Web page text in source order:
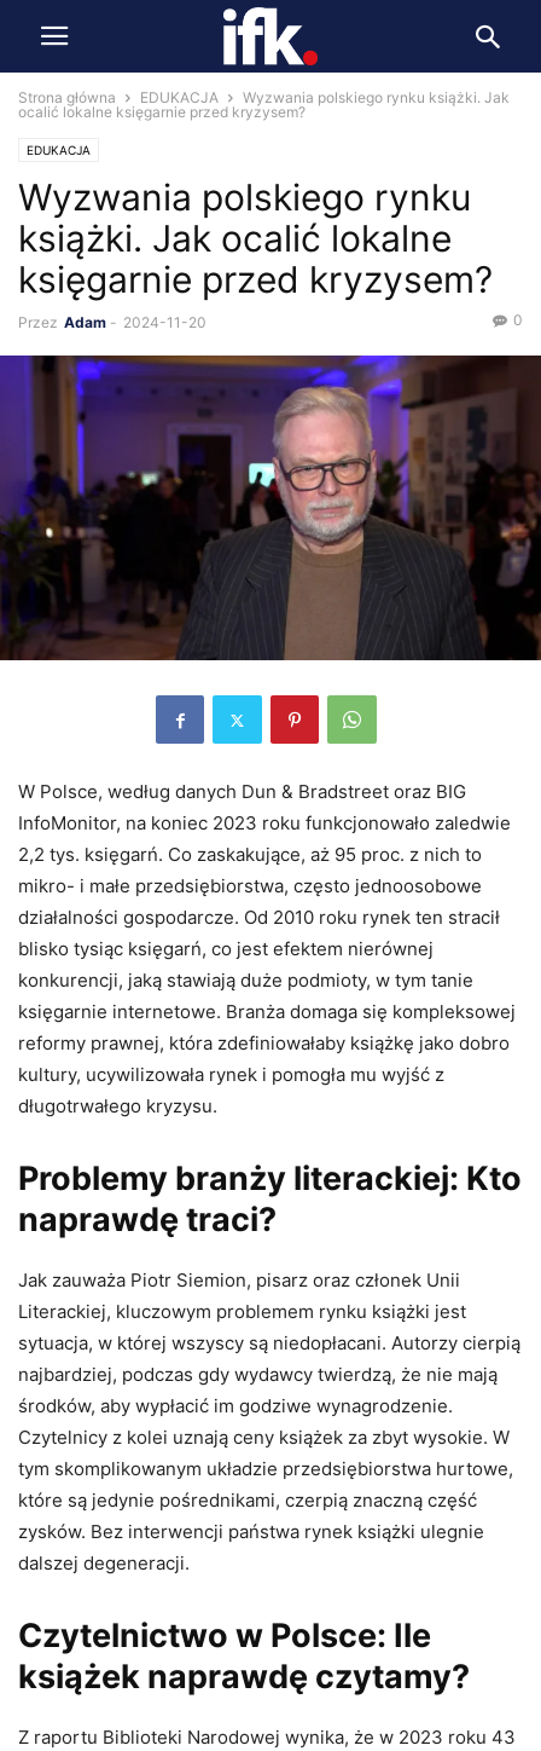
Strona główna EDUKACJA
Wyzwania polskiego rynku książki. Jak
ocalić lokalne księgarnie przed kryzysem?
EDUKACJA
Wyzwania polskiego rynku
książki. Jak ocalić lokalne
księgarnie przed kryzysem?
Przez Adam - 2024-11-20 0
W Polsce, według danych Dun & Bradstreet oraz BIG
InfoMonitor, na koniec 2023 roku funkcjonowało zaledwie
2,2 tys. księgarń. Co zaskakujące, aż 95 proc. z nich to
mikro- i małe przedsiębiorstwa, często jednoosobowe
działalności gospodarcze. Od 2010 roku rynek ten stracił
blisko tysiąc księgarń, co jest efektem nierównej
konkurencji, jaką stawiają duże podmioty, w tym tanie
księgarnie internetowe. Branża domaga się kompleksowej
reformy prawnej, która zdefiniowałaby książkę jako dobro
kultury, ucywilizowała rynek i pomogła mu wyjść z
długotrwałego kryzysu.
Problemy branży literackiej: Kto
naprawdę traci?
Jak zauważa Piotr Siemion, pisarz oraz członek Unii
Literackiej, kluczowym problemem rynku książki jest
sytuacja, w której wszyscy są niedopłacani. Autorzy cierpią
najbardziej, podczas gdy wydawcy twierdzą, że nie mają
środków, aby wypłacić im godziwe wynagrodzenie.
Czytelnicy z kolei uznają ceny książek za zbyt wysokie. W
tym skomplikowanym układzie przedsiębiorstwa hurtowe,
które są jedynie pośrednikami, czerpią znaczną część
zysków. Bez interwencji państwa rynek książki ulegnie
dalszej degeneracji.
Czytelnictwo w Polsce: Ile
książek naprawdę czytamy?
Z raportu Biblioteki Narodowej wynika, że w 2023 roku 43